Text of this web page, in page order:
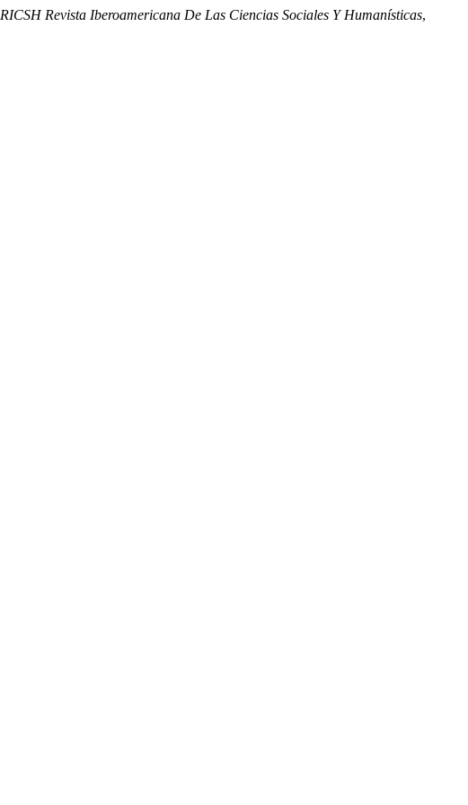
RICSH Revista Iberoamericana De Las Ciencias Sociales Y Humanísticas,